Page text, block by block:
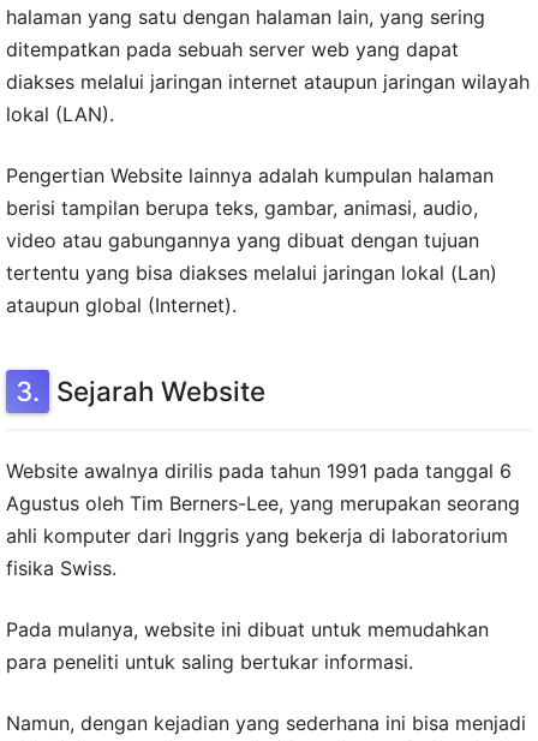
halaman yang satu dengan halaman lain, yang sering
ditempatkan pada sebuah server web yang dapat
diakses melalui jaringan internet ataupun jaringan wilayah
lokal (LAN).
Pengertian Website lainnya adalah kumpulan halaman
berisi tampilan berupa teks, gambar, animasi, audio,
video atau gabungannya yang dibuat dengan tujuan
tertentu yang bisa diakses melalui jaringan lokal (Lan)
ataupun global (Internet).
Sejarah Website
Website awalnya dirilis pada tahun 1991 pada tanggal 6
Agustus oleh Tim Berners-Lee, yang merupakan seorang
ahli komputer dari Inggris yang bekerja di laboratorium
fisika Swiss.
Pada mulanya, website ini dibuat untuk memudahkan
para peneliti untuk saling bertukar informasi.
Namun, dengan kejadian yang sederhana ini bisa menjadi